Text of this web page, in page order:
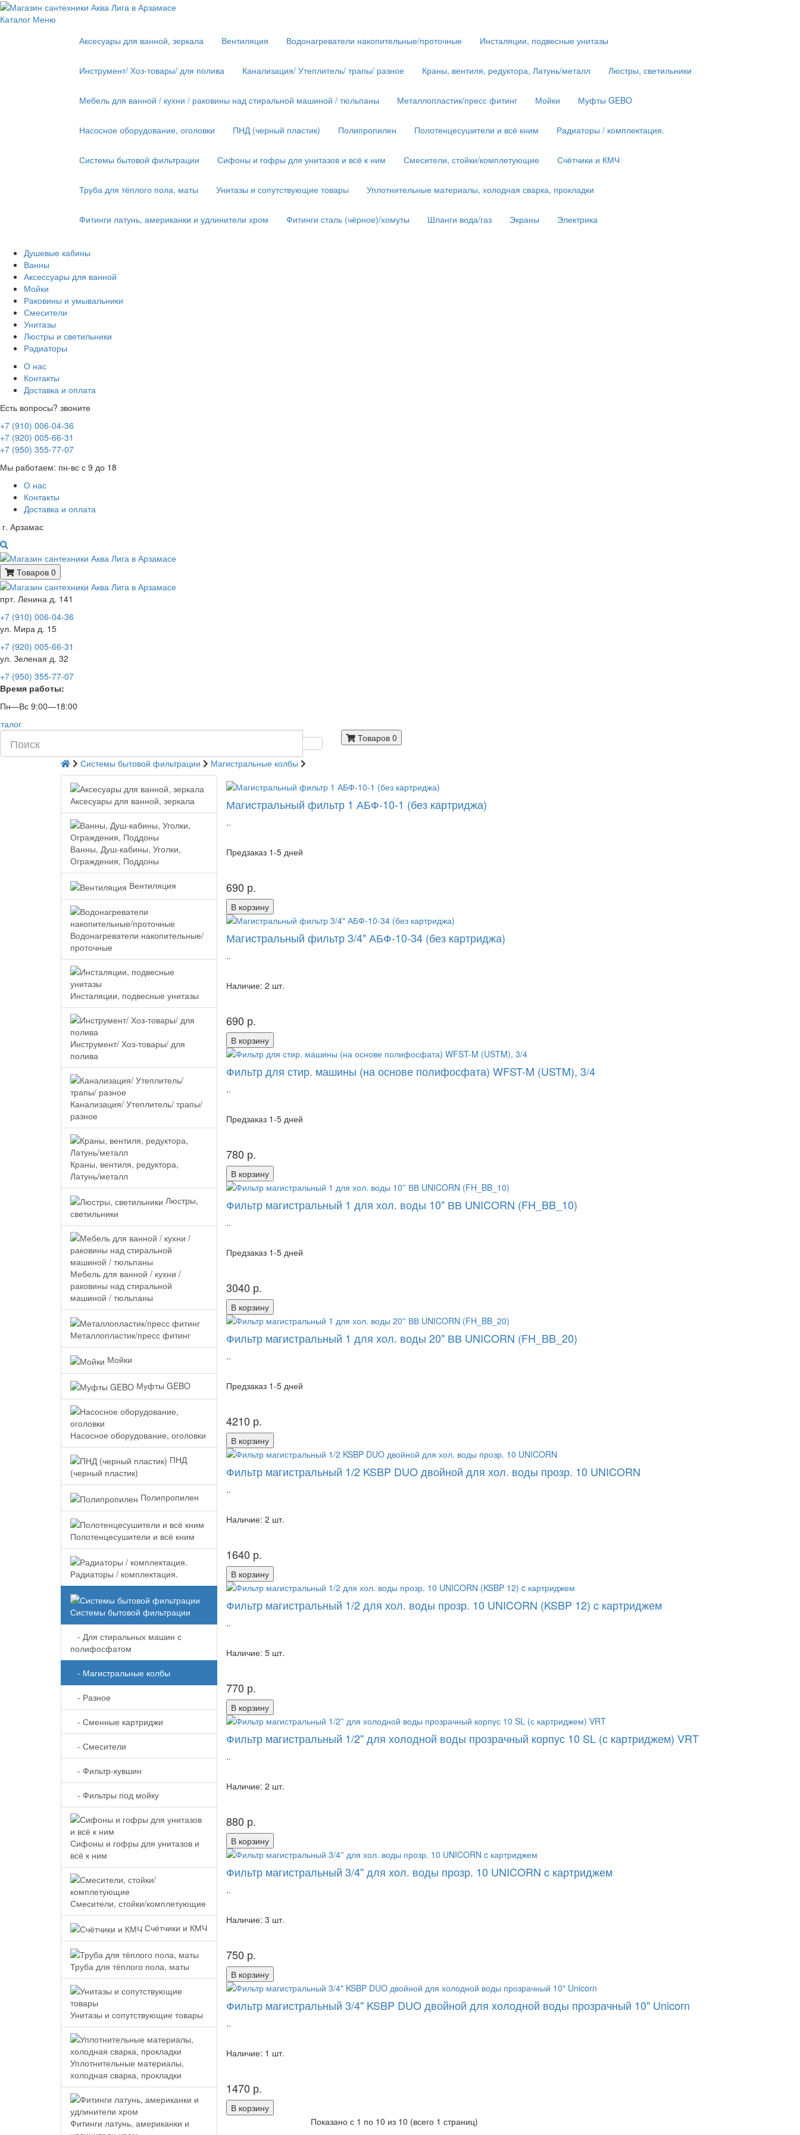
Каталог Меню
Аксесуары для ванной, зеркала
Вентиляция Водонагреватели накопительные/проточные Инсталяции, подвесные унитазы
Инструмент/ Хоз-товары/ для полива Канализация/ Утеплитель/ трапы/ разное Краны, вентиля, редуктора, Латунь/металл Люстры, светильники
Мебель для ванной / кухни / раковины над стиральной машиной / тюльпаны Металлопластик/пресс фитинг Мойки Муфты GEBO
Насосное оборудование, оголовки ПНД (черный пластик) Полипропилен Полотенцесушители и всё кним Радиаторы / комплектация.
Системы бытовой фильтрации Сифоны и гофры для унитазов и всё к ним Смесители, стойки/комплетующие Счётчики и КМЧ
Труба для тёплого пола, маты Унитазы и сопутствующие товары Уплотнительные материалы, холодная сварка, прокладки
Фитинги латунь, американки и удлинители хром Фитинги сталь (чёрное)/хомуты Шланги вода/газ Экраны Электрика
Душевые кабины
Ванны
Аксессуары для ванной
Мойки
Раковины и умывальники
Смесители
Унитазы
Люстры и светильники
Радиаторы
О нас
Контакты
Доставка и оплата
Есть вопросы? звоните
+7 (910) 006-04-36
+7 (920) 005-66-31
+7 (950) 355-77-07
Мы работаем: пн-вс с 9 до 18
О нас
Контакты
Доставка и оплата
г. Арзамас
Товаров 0
прт. Ленина д. 141
+7 (910) 006-04-36
ул. Мира д. 15
+7 (920) 005-66-31
ул. Зеленая д. 32
+7 (950) 355-77-07
Время работы:
Пн—Вс 9:00—18:00
Товаров 0
Системы бытовой фильтрации Магистральные колбы
Аксесуары для ванной, зеркала
Ванны, Душ-кабины, Уголки,
Ограждения, Поддоны
Вентиляция
Водонагреватели накопительные/
проточные
Инсталяции, подвесные унитазы
Инструмент/ Хоз-товары/ для
полива
Канализация/ Утеплитель/ трапы/
разное
Краны, вентиля, редуктора,
Латунь/металл
Люстры,
светильники
Мебель для ванной / кухни /
раковины над стиральной
машиной / тюльпаны
Металлопластик/пресс фитинг
Мойки
Муфты GEBO
Насосное оборудование, оголовки
ПНД
(черный пластик)
Полипропилен
Полотенцесушители и всё кним
Радиаторы / комплектация.
Системы бытовой фильтрации
- Для стиральных машин с
полифосфатом
- Магистральные колбы
- Разное
- Сменные картриджи
- Смесители
- Фильтр-кувшин
- Фильтры под мойку
Сифоны и гофры для унитазов и
всё к ним
Смесители, стойки/комплетующие
Счётчики и КМЧ
Труба для тёплого пола, маты
Унитазы и сопутствующие товары
Уплотнительные материалы,
холодная сварка, прокладки
Фитинги латунь, американки и
Магистральный фильтр 1 АБФ-10-1 (без картриджа)
..
Предзаказ 1-5 дней
690 р.
В корзину
Магистральный фильтр 3/4" АБФ-10-34 (без картриджа)
..
Наличие: 2 шт.
690 р.
В корзину
Фильтр для стир. машины (на основе полифосфата) WFST-M (USTM), 3/4
..
Предзаказ 1-5 дней
780 р.
В корзину
Фильтр магистральный 1 для хол. воды 10'' ВВ UNICORN (FH_BB_10)
..
Предзаказ 1-5 дней
3040 р.
В корзину
Фильтр магистральный 1 для хол. воды 20'' ВВ UNICORN (FH_BB_20)
..
Предзаказ 1-5 дней
4210 р.
В корзину
Фильтр магистральный 1/2 KSBP DUO двойной для хол. воды прозр. 10 UNICORN
..
Наличие: 2 шт.
1640 р.
В корзину
Фильтр магистральный 1/2 для хол. воды прозр. 10 UNICORN (KSBP 12) c картриджем
..
Наличие: 5 шт.
770 р.
В корзину
Фильтр магистральный 1/2'' для холодной воды прозрачный корпус 10 SL (с картриджем) VRT
..
Наличие: 2 шт.
880 р.
В корзину
Фильтр магистральный 3/4'' для хол. воды прозр. 10 UNICORN c картриджем
..
Наличие: 3 шт.
750 р.
В корзину
Фильтр магистральный 3/4" KSBP DUO двойной для холодной воды прозрачный 10" Unicorn
..
Наличие: 1 шт.
1470 р.
В корзину
Показано с 1 по 10 из 10 (всего 1 страниц)